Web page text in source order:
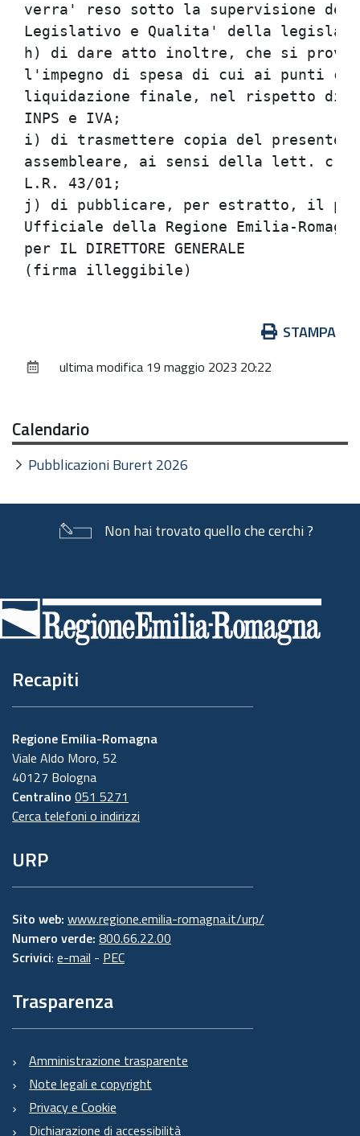
verra' reso sotto la supervisione
Legislativo e Qualita' della
h) di dare atto inoltre, che si
l'impegno di spesa di cui ai punti
liquidazione finale, nel rispetto di
INPS e IVA;
i) di trasmettere copia del presente
assembleare, ai sensi della lett. c)
L.R. 43/01;
j) di pubblicare, per estratto, il
Ufficiale della Regione Emilia-
per IL DIRETTORE GENERALE
documento
STAMPA
ultima modifica 19 maggio 2023 20:22
Calendario
Pubblicazioni Burert 2026
Non hai trovato quello che cerchi ?
di
pagina
Recapiti
Regione Emilia-Romagna
Viale Aldo Moro, 52
40127 Bologna
Centralino 051 5271
Cerca telefoni o indirizzi
URP
Sito web: www.regione.emilia-romagna.it/urp/
Numero verde: 800.66.22.00
Scrivici: e-mail - PEC
Trasparenza
Amministrazione trasparente
Note legali e copyright
Privacy e Cookie
Dichiarazione di accessibilità